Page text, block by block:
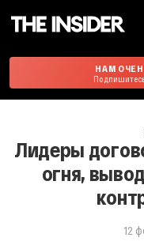
НАМ
Лидеры
огня,
12